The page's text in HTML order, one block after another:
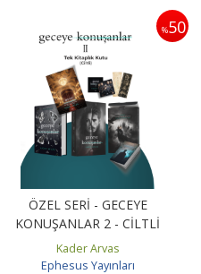
%50
ÖZEL SERİ - GECEYE
KONUŞANLAR 2 - CİLTLİ
Kader Arvas
Ephesus Yayınları